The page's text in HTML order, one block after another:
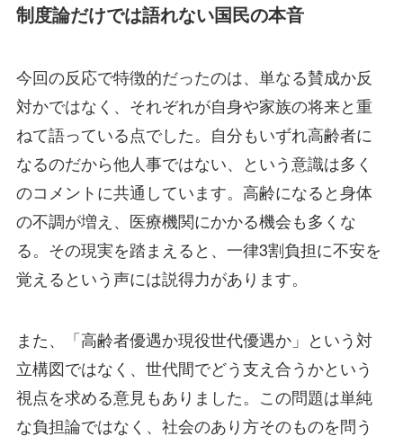
制度論だけでは語れない国民の本音
今回の反応で特徴的だったのは、単なる賛成か反
対かではなく、それぞれが自身や家族の将来と重
ねて語っている点でした。自分もいずれ高齢者に
なるのだから他人事ではない、という意識は多く
のコメントに共通しています。高齢になると身体
の不調が増え、医療機関にかかる機会も多くな
る。その現実を踏まえると、一律3割負担に不安を
覚えるという声には説得力があります。
また、「高齢者優遇か現役世代優遇か」という対
立構図ではなく、世代間でどう支え合うかという
視点を求める意見もありました。この問題は単純
な負担論ではなく、社会のあり方そのものを問う